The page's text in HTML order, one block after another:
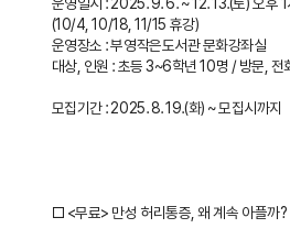
운영일시 : 2025. 9. 6. ~ 12. 13.(토) 오후
(10/4, 10/18, 11/15 휴강)
운영장소 : 부영작은도서관 문화강좌실
대상, 인원 : 초등 3~6학년 10명 / 방문, 전
모집기간 : 2025. 8. 19.(화) ~ 모집시까지
□ <무료> 만성 허리통증, 왜 계속 아플까?